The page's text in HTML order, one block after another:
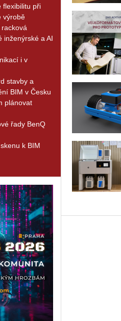
flexibilitu při
výrobě
inženýrské a AI
i v
stavby a
BIM v Česku
plánovat
řady BenQ
k BIM